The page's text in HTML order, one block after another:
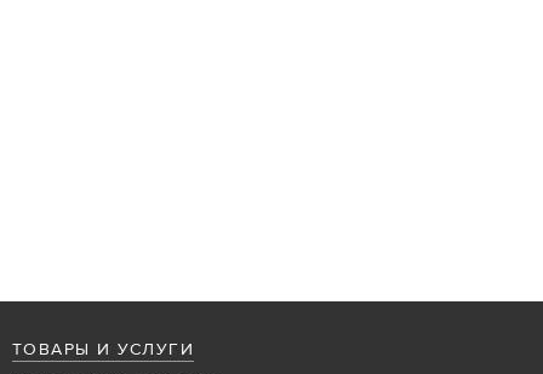
ТОВАРЫ И УСЛУГИ